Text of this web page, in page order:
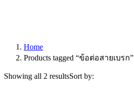
Home
Products tagged “ข้อต่อสายเบรก”
Showing all 2 resultsSort by: